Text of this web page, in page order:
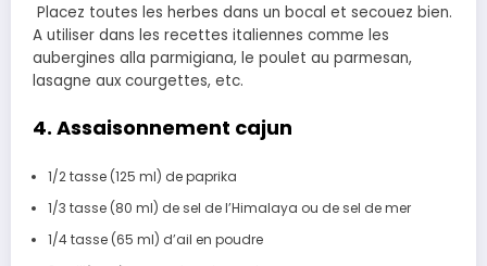
Placez toutes les herbes dans un bocal et secouez bien.
A utiliser dans les recettes italiennes comme les
aubergines alla parmigiana, le poulet au parmesan,
lasagne aux courgettes, etc.
4. Assaisonnement cajun
1/2 tasse (125 ml) de paprika
1/3 tasse (80 ml) de sel de l’Himalaya ou de sel de mer
1/4 tasse (65 ml) d’ail en poudre